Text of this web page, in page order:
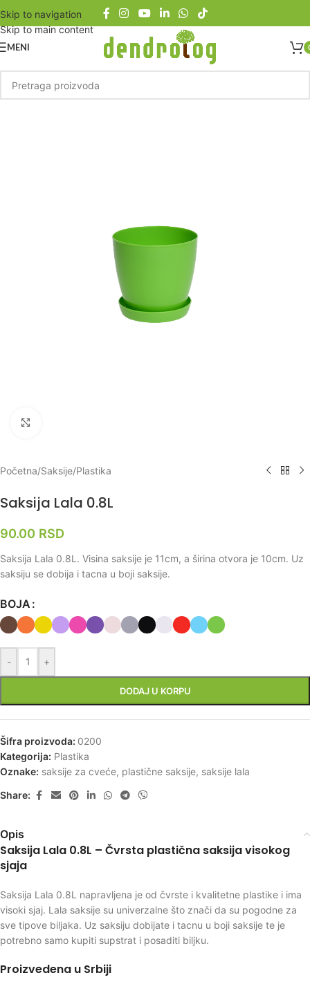
Skip to navigation
Skip to main content
MENI
Početna/Saksije/Plastika
Saksija Lala 0.8L
90.00 RSD
Saksija Lala 0.8L. Visina saksije je 11cm, a širina otvora je 10cm. Uz
saksiju se dobija i tacna u boji saksije.
BOJA
- +
DODAJ U KORPU
Šifra proizvoda: 0200
Kategorija: Plastika
Oznake: saksije za cveće, plastične saksije, saksije lala
Share:
Opis
Saksija Lala 0.8L – Čvrsta plastična saksija visokog
sjaja
Saksija Lala 0.8L napravljena je od čvrste i kvalitetne plastike i ima
visoki sjaj. Lala saksije su univerzalne što znači da su pogodne za
sve tipove biljaka. Uz saksiju dobijate i tacnu u boji saksije te je
potrebno samo kupiti supstrat i posaditi biljku.
Proizvedena u Srbiji